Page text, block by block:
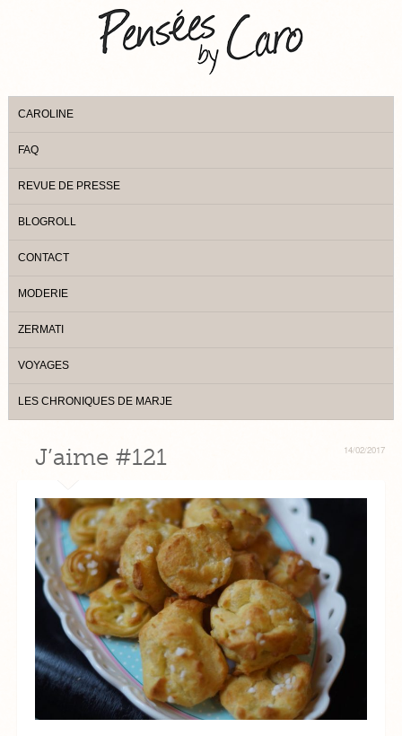
CAROLINE
FAQ
REVUE DE PRESSE
BLOGROLL
CONTACT
MODERIE
ZERMATI
VOYAGES
LES CHRONIQUES DE MARJE
14/02/2017
J’aime #121